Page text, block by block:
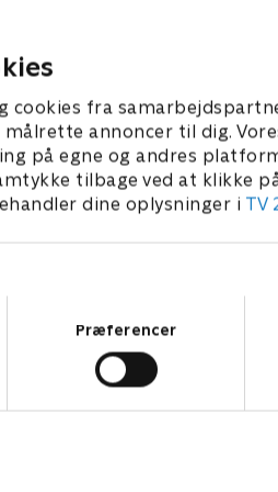
cookies fra
annoncer til dig.
på egne og andres
tilbage ved at klikke
dine oplysninger i TV
Præferencer
spillere brager
• 123 min